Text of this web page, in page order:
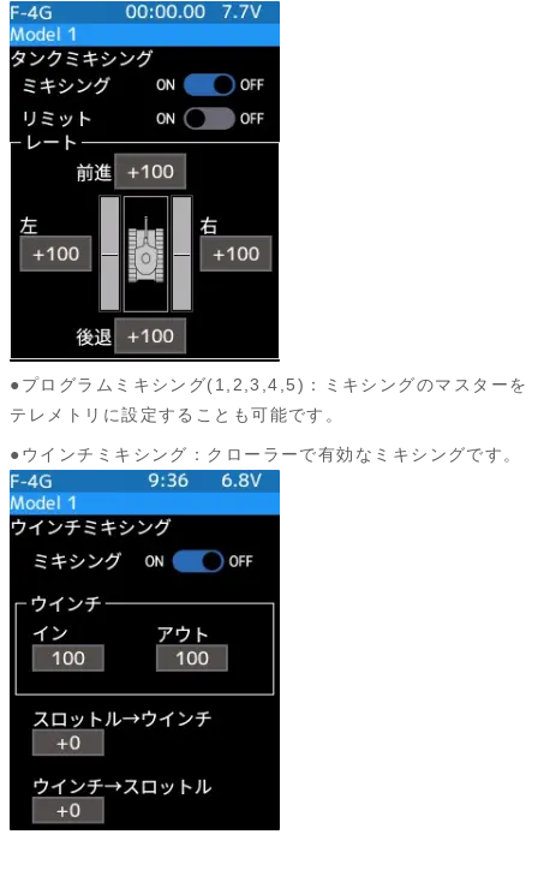
●プログラムミキシング(1,2,3,4,5)：ミキシングのマスターを
テレメトリに設定することも可能です。
●ウインチミキシング：クローラーで有効なミキシングです。